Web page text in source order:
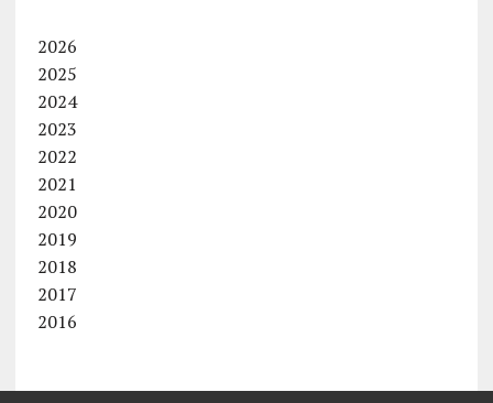
2026
2025
2024
2023
2022
2021
2020
2019
2018
2017
2016